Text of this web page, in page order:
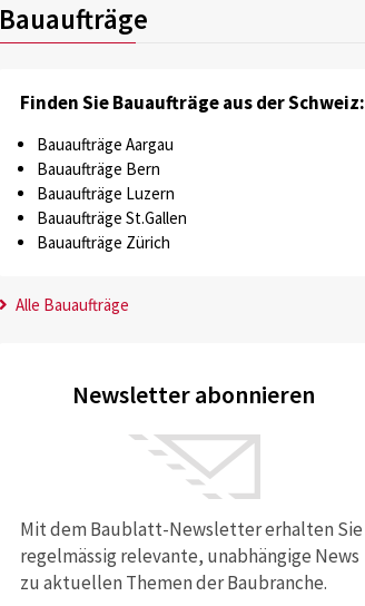
Bauaufträge
Finden Sie Bauaufträge aus der Schweiz:
Bauaufträge Aargau
Bauaufträge Bern
Bauaufträge Luzern
Bauaufträge St.Gallen
Bauaufträge Zürich
Alle Bauaufträge
Newsletter abonnieren
Mit dem Baublatt-Newsletter erhalten Sie
regelmässig relevante, unabhängige News
zu aktuellen Themen der Baubranche.